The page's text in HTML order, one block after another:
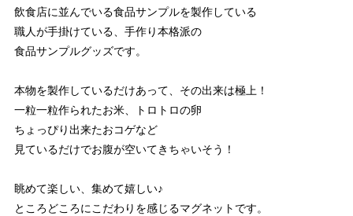
飲食店に並んでいる食品サンプルを製作している
職人が手掛けている、手作り本格派の
食品サンプルグッズです。
本物を製作しているだけあって、その出来は極上！
一粒一粒作られたお米、トロトロの卵
ちょっぴり出来たおコゲなど
見ているだけでお腹が空いてきちゃいそう！
眺めて楽しい、集めて嬉しい♪
ところどころにこだわりを感じるマグネットです。